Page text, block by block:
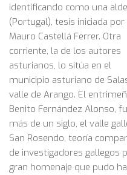
identificando como una
(Portugal), tesis iniciada
Mauro Castellá Ferrer. Otra
corriente, la de los autores
asturianos, lo sitúa en el
municipio asturiano de
valle de Arango. El
Benito Fernández Alonso,
más de un siglo, el valle
San Rosendo, teoría
de investigadores gallegos
gran homenaje que pudo